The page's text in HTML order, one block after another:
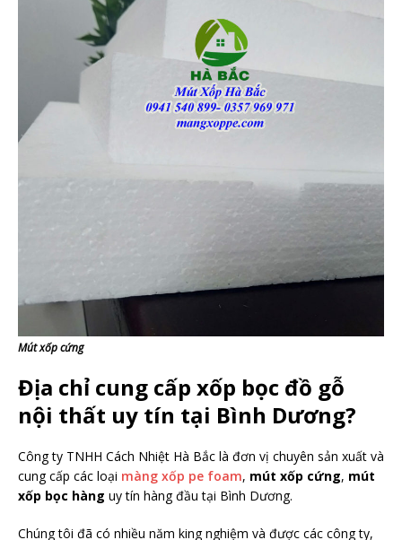
Mút xốp cứng
Địa chỉ cung cấp xốp bọc đồ gỗ
nội thất uy tín tại Bình Dương?
Công ty TNHH Cách Nhiệt Hà Bắc là đơn vị chuyên sản xuất và
cung cấp các loại màng xốp pe foam, mút xốp cứng, mút
xốp bọc hàng uy tín hàng đầu tại Bình Dương.
Chúng tôi đã có nhiều năm king nghiệm và được các công ty,